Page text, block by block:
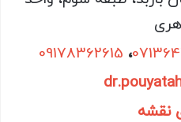
، 09178362615
نقشه